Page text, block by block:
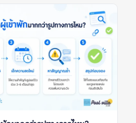
ายถึงอะไร? รีวิวพูลวิลล่าที่ดี คือรีวิวที่
ารตัดสินใจ ไม่ได้มีประโยชน์แค่เพราะให้
ดว่าที่พักดีในด้านใด มีข้อจำกัดอะไร
ไหน รีวิวที่ดีควรตอบคำถามสำคัญ เช่น
าดหรือเปล่า ห้องนอนพอสำหรับจำนวน
สะดวกไหม ทำเลเดินทางง่ายหรือไม่ และมี
อนจองหรือเปล่า ตัวอย่างรีวิวที่มีประโยชน์
ห้องนอนพอดี เตียงเสริมใช้ได้ สระน้ำ
แคบ ควรใช้รถส่วนตัว” รีวิวแบบนี้ช่วยให้
น ๆ […]